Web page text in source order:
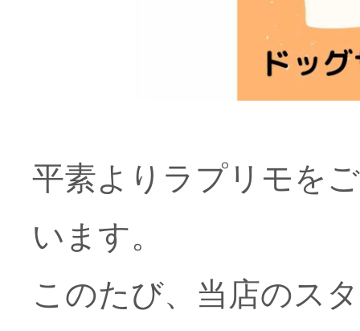
お知らせ
平素よりラプリモを
います。
このたび、当店のス